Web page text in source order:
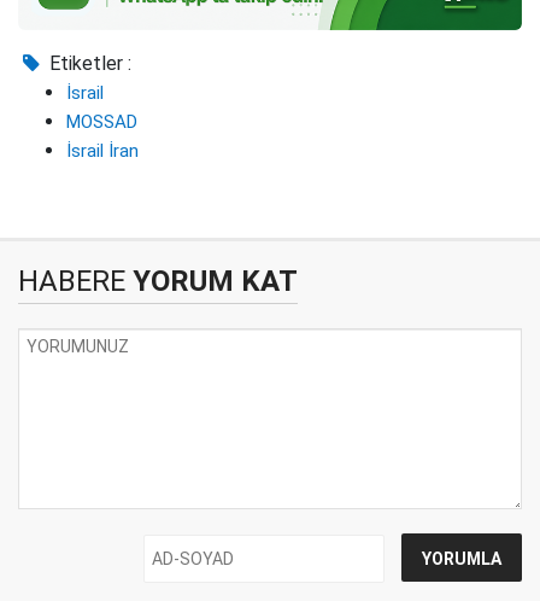
Etiketler :
İsrail
MOSSAD
İsrail İran
HABERE YORUM KAT